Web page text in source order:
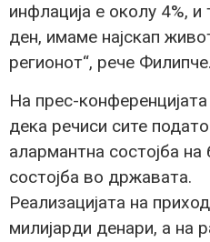
инфлација е околу 4%, и
ден, имаме најскап
регионот“, рече Филипче.
На прес-
дека речиси сите
алармантна состојба
состојба во државата.
Реализацијата на
милијарди денари, а на